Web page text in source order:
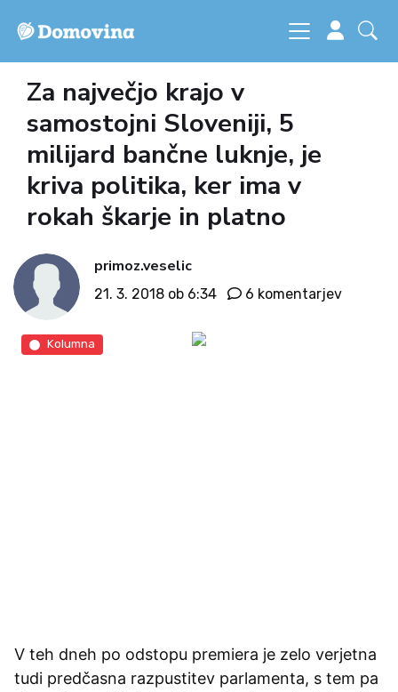
Za največjo krajo v
samostojni Sloveniji, 5
milijard bančne luknje, je
kriva politika, ker ima v
rokah škarje in platno
primoz.veselic
21. 3. 2018 ob 6:34 6 komentarjev
Kolumna
V teh dneh po odstopu premiera je zelo verjetna
tudi predčasna razpustitev parlamenta, s tem pa